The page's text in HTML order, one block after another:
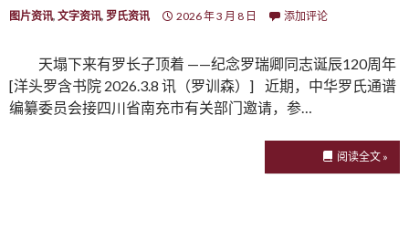
图片资讯, 文字资讯, 罗氏资讯 2026 年 3 月 8 日 添加评论
天塌下来有罗长子顶着 ——纪念罗瑞卿同志诞辰120周年
[洋头罗含书院 2026.3.8 讯（罗训森）] 近期，中华罗氏通谱
编纂委员会接四川省南充市有关部门邀请，参…
阅读全文 »